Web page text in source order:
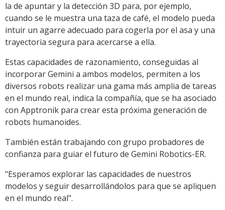
la de apuntar y la detección 3D para, por ejemplo,
cuando se le muestra una taza de café, el modelo pueda
intuir un agarre adecuado para cogerla por el asa y una
trayectoria segura para acercarse a ella.
Estas capacidades de razonamiento, conseguidas al
incorporar Gemini a ambos modelos, permiten a los
diversos robots realizar una gama más amplia de tareas
en el mundo real, indica la compañía, que se ha asociado
con Apptronik para crear esta próxima generación de
robots humanoides.
También están trabajando con grupo probadores de
confianza para guiar el futuro de Gemini Robotics-ER.
"Esperamos explorar las capacidades de nuestros
modelos y seguir desarrollándolos para que se apliquen
en el mundo real".